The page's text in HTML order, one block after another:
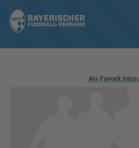
Als Favorit